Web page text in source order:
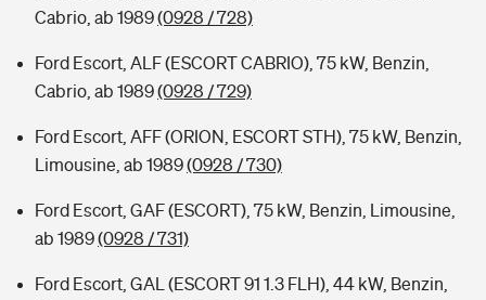
Cabrio, ab 1989(0928 / 728)
Ford Escort, ALF (ESCORT CABRIO), 75 kW, Benzin,
Cabrio, ab 1989(0928 / 729)
Ford Escort, AFF (ORION, ESCORT STH), 75 kW, Benzin,
Limousine, ab 1989(0928 / 730)
Ford Escort, GAF (ESCORT), 75 kW, Benzin, Limousine,
ab 1989(0928 / 731)
Ford Escort, GAL (ESCORT 91 1.3 FLH), 44 kW, Benzin,